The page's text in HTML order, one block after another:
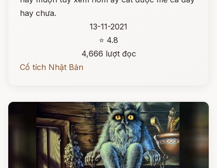
hay chưa.
13-11-2021
⭐ 4.8
4,666 lượt đọc
Cổ tích Nhật Bản